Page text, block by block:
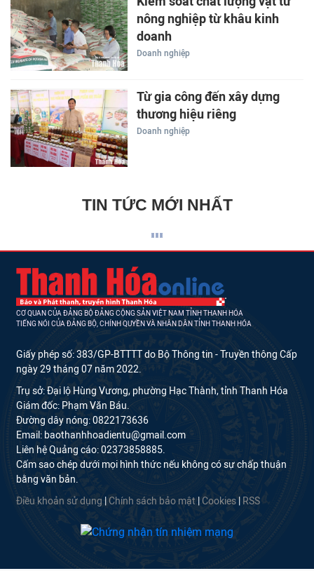
nông nghiệp từ khâu kinh
doanh
Doanh nghiệp
Từ gia công đến xây dựng
thương hiệu riêng
Doanh nghiệp
TIN TỨC MỚI NHẤT
CƠ QUAN CỦA ĐẢNG BỘ ĐẢNG CỘNG SẢN VIỆT NAM TỈNH THANH HÓA
TIẾNG NÓI CỦA ĐẢNG BỘ, CHÍNH QUYỀN VÀ NHÂN DÂN TỈNH THANH HÓA
Giấy phép số: 383/GP-BTTTT do Bộ Thông tin - Truyền thông Cấp
ngày 29 tháng 07 năm 2022.
Trụ sở: Đại lộ Hùng Vương, phường Hạc Thành, tỉnh Thanh Hóa
Giám đốc: Phạm Văn Báu.
Đường dây nóng: 0822173636
Email: baothanhhoadientu@gmail.com
Liên hệ Quảng cáo: 02373858885.
Cấm sao chép dưới mọi hình thức nếu không có sự chấp thuận
bằng văn bản.
Điều khoản sử dụng Chính sách bảo mật Cookies RSS